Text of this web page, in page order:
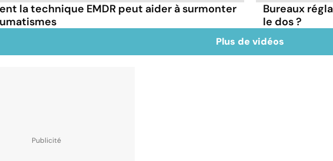
la technique EMDR peut aider à surmonter
Bureaux
le dos ?
Plus de vidéos